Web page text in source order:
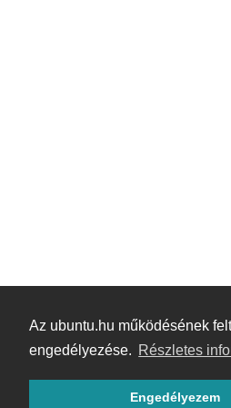
Az ubuntu.hu működésének
engedélyezése. Részletes
Engedélyezem
Hoppá! Valami hiba történt.